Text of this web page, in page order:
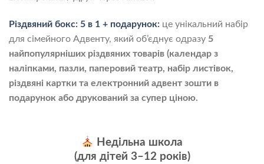
Різдвяний бокс: 5 в 1 + подарунок: це унікальний набір
для сімейного Адвенту, який об’єднує одразу 5
найпопулярніших різдвяних товарів (календар з
наліпками, пазли, паперовий театр, набір листівок,
різдвяні картки та електронний адвент зошти в
подарунок або друкований за супер ціною.
Недільна школа
(для дітей 3–12 років)